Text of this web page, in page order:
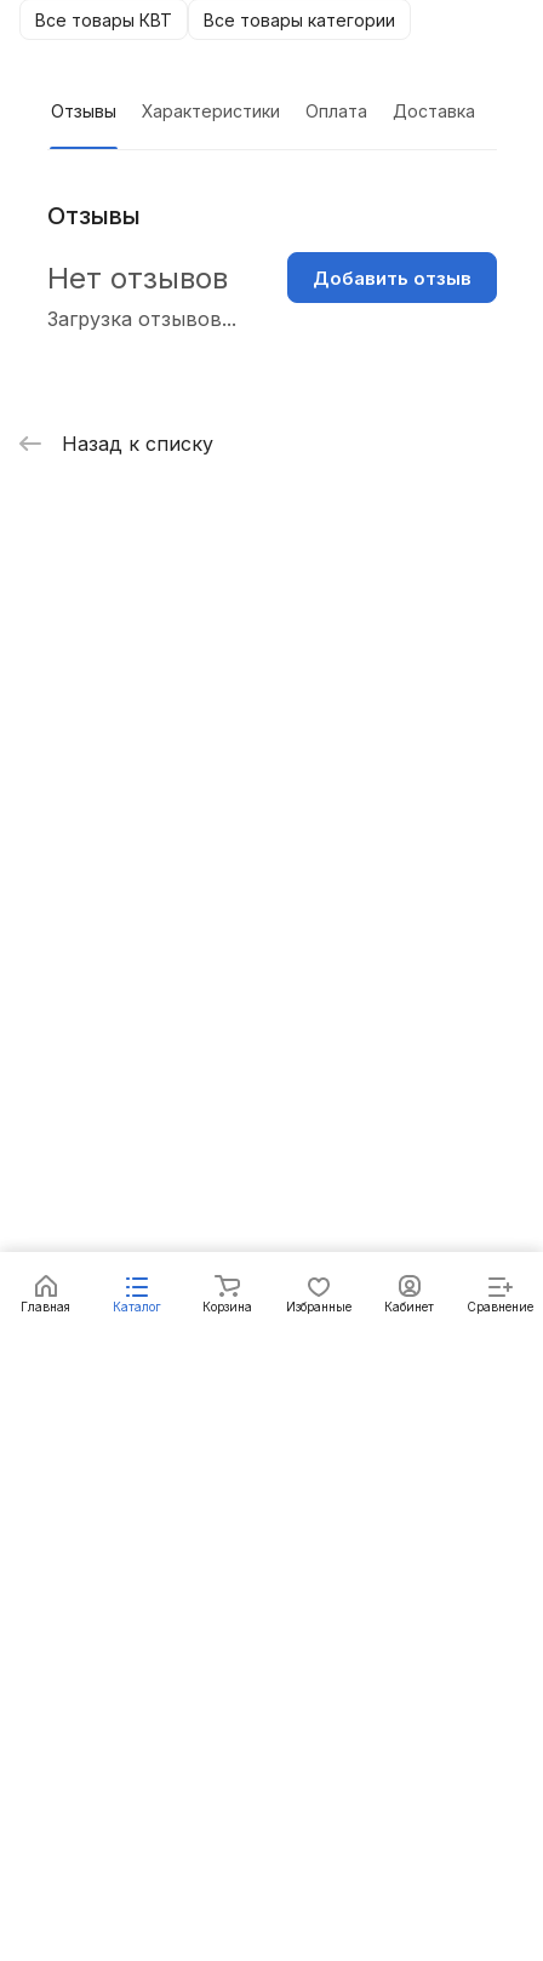
Под заказ
Все товары КВТ Все товары категории
Отзывы Характеристики Оплата Доставка
Отзывы
Загрузка отзывов...
Нет отзывов Добавить отзыв
Назад к списку
Главная Каталог Корзина Избранные Кабинет Сравнение